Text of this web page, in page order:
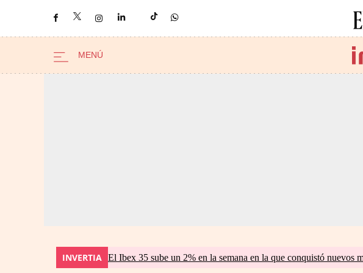
INVERTIA El Ibex 35 sube un 2% en la semana en la que conquistó nuevos